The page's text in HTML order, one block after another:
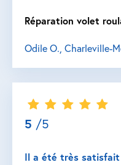
Réparation volet
Odile O., Charleville-
5 /5
Il a été très satisfait